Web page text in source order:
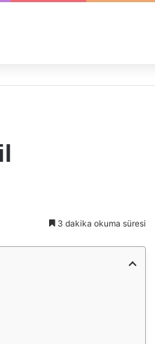
3 dakika okuma süresi